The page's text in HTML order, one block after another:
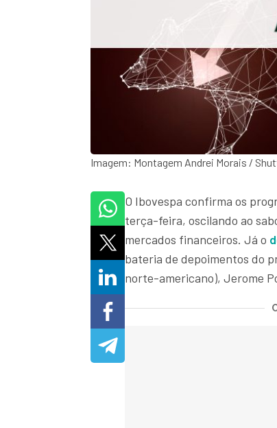
Imagem: Montagem Andrei Morais /
O Ibovespa confirma os
terça-feira, oscilando ao
mercados financeiros. Já o
bateria de depoimentos do
norte-americano), Jerome